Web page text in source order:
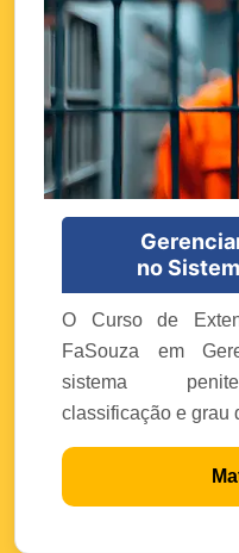
no
O Curso de
FaSouza em
sistema
classificação e grau